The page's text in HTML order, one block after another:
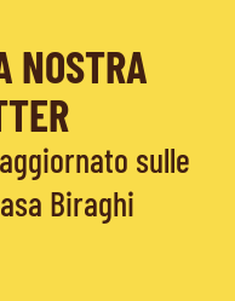
NOSTRA
sulle
Biraghi